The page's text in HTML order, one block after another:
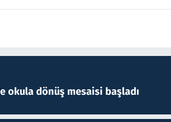
okula dönüş mesaisi başladı